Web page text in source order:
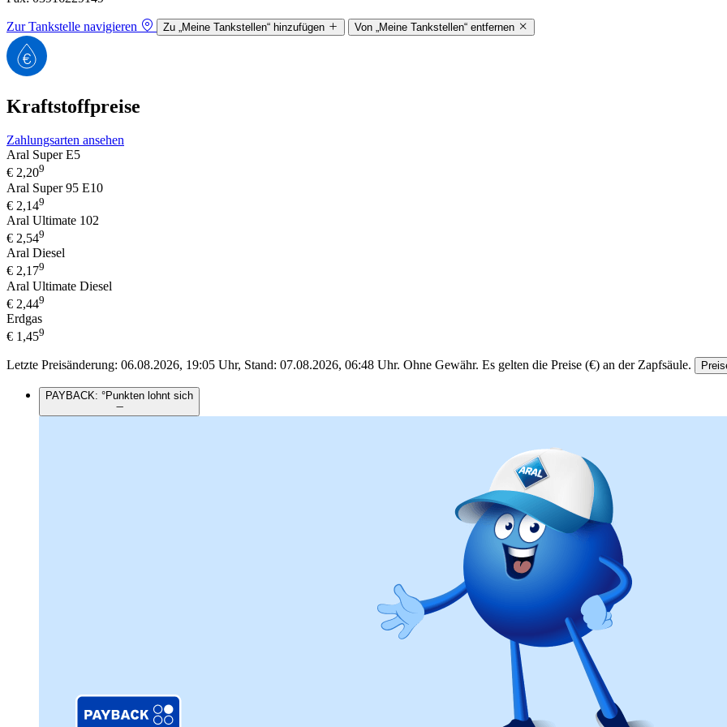
Zur Tankstelle navigieren Zu „Meine Tankstellen“ hinzufügen Von „Meine Tankstellen“ entfernen
Kraftstoffpreise
Zahlungsarten ansehen
Aral Super E5
€ 2,209
Aral Super 95 E10
€ 2,149
Aral Ultimate 102
€ 2,549
Aral Diesel
€ 2,179
Aral Ultimate Diesel
€ 2,449
Erdgas
€ 1,459
Letzte Preisänderung: 06.08.2026, 19:05 Uhr, Stand: 07.08.2026, 06:48 Uhr. Ohne Gewähr. Es gelten die Preise (€) an der Zapfsäule.
PAYBACK: °Punkten lohnt sich